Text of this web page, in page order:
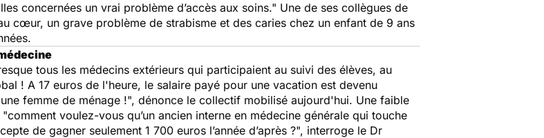
concernées un vrai problème d’accès aux soins." Une de ses collègues de
cœur, un grave problème de strabisme et des caries chez un enfant de 9 ans
tous les médecins extérieurs qui participaient au suivi des élèves, au
! A 17 euros de l'heure, le salaire payé pour une vacation est devenu
femme de ménage !", dénonce le collectif mobilisé aujourd'hui. Une faible
voulez-vous qu’un ancien interne en médecine générale qui touche
de gagner seulement 1 700 euros l’année d’après ?", interroge le Dr